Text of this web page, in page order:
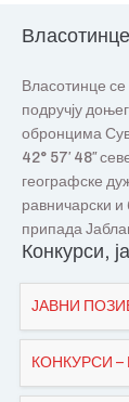
Власотинце
Власотинце се
подручју
обронцима
42° 57′ 48″
географске
равничарски
припада
Конкурси,
ЈАВНИ
КОНКУРСИ –